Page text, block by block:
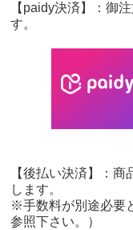
【paidy決済】：御
す。
【後払い決済】：
します。
※手数料が別途必要
参照下さい。）